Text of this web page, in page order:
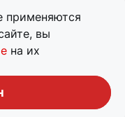
применяются
вы
на их